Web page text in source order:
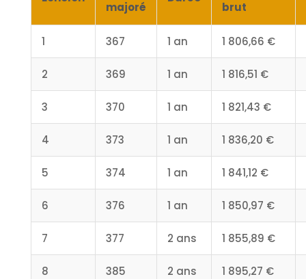
majoré
brut
1 367 1 an 1 806,66 €
2 369 1 an 1 816,51 €
3 370 1 an 1 821,43 €
4 373 1 an 1 836,20 €
5 374 1 an 1 841,12 €
6 376 1 an 1 850,97 €
7 377 2 ans 1 855,89 €
8 385 2 ans 1 895,27 €